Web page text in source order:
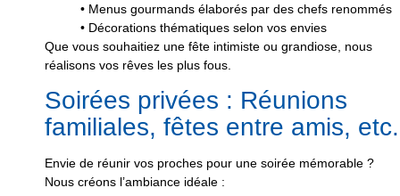
• Menus gourmands élaborés par des chefs renommés
• Décorations thématiques selon vos envies
Que vous souhaitiez une fête intimiste ou grandiose, nous
réalisons vos rêves les plus fous.
Soirées privées : Réunions
familiales, fêtes entre amis, etc.
Envie de réunir vos proches pour une soirée mémorable ?
Nous créons l’ambiance idéale :